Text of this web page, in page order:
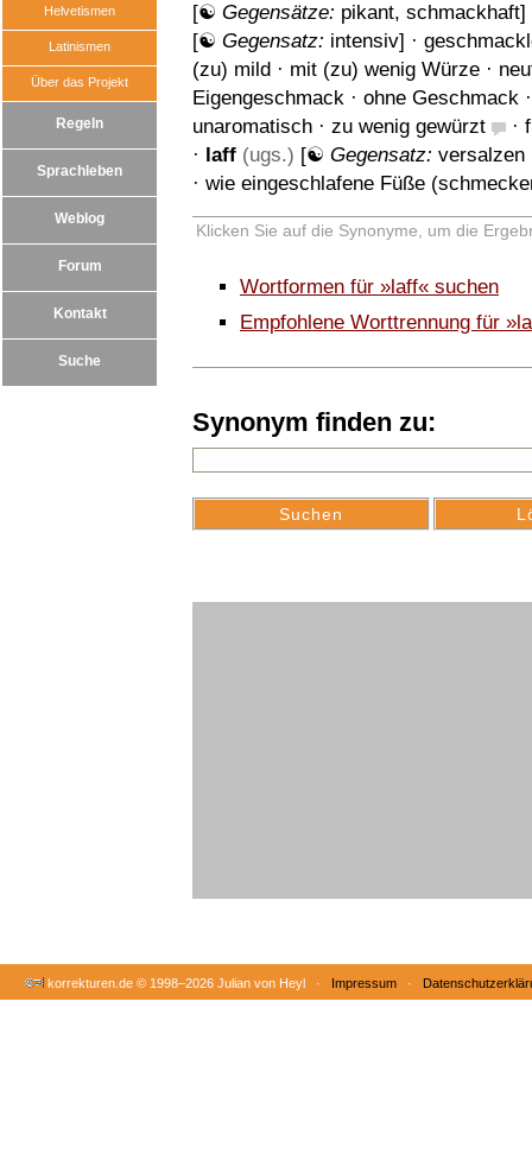
Helvetismen
Latinismen
Über das Projekt
Regeln
Sprachleben
Weblog
Forum
Kontakt
Suche
[☯ Gegensätze: pikant, schmackhaft]
[☯ Gegensatz: intensiv] ·
(zu) mild · mit (zu) wenig Würze ·
Eigengeschmack · ohne Geschmack
unaromatisch · zu wenig gewürzt ·
· laff (ugs.) [☯ Gegensatz: versalzen
· wie eingeschlafene Füße
Klicken Sie auf die Synonyme, um die
Wortformen für »laff« suchen
Empfohlene Worttrennung für
Synonym finden zu:
korrekturen.de © 1998–2026 Julian von Heyl · Impressum ·